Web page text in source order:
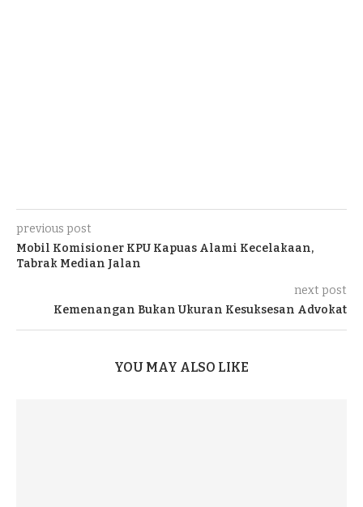
previous post
Mobil Komisioner KPU Kapuas Alami Kecelakaan,
Tabrak Median Jalan
next post
Kemenangan Bukan Ukuran Kesuksesan Advokat
YOU MAY ALSO LIKE